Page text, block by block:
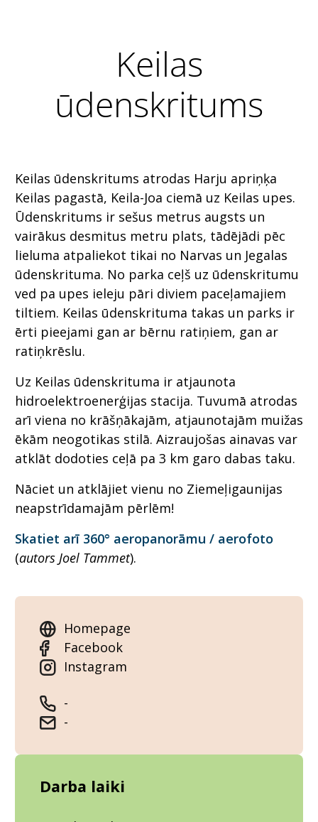
Keilas
ūdenskritums
Keilas ūdenskritums atrodas Harju apriņķa
Keilas pagastā, Keila-Joa ciemā uz Keilas upes.
Ūdenskritums ir sešus metrus augsts un
vairākus desmitus metru plats, tādējādi pēc
lieluma atpaliekot tikai no Narvas un Jegalas
ūdenskrituma. No parka ceļš uz ūdenskritumu
ved pa upes ieleju pāri diviem paceļamajiem
tiltiem. Keilas ūdenskrituma takas un parks ir
ērti pieejami gan ar bērnu ratiņiem, gan ar
ratiņkrēslu.
Uz Keilas ūdenskrituma ir atjaunota
hidroelektroenerģijas stacija. Tuvumā atrodas
arī viena no krāšņākajām, atjaunotajām muižas
ēkām neogotikas stilā. Aizraujošas ainavas var
atklāt dodoties ceļā pa 3 km garo dabas taku.
Nāciet un atklājiet vienu no Ziemeļigaunijas
neapstrīdamajām pērlēm!
Skatiet arī 360° aeropanorāmu / aerofoto
(autors Joel Tammet).
Homepage
Facebook
Instagram
-
-
Darba laiki